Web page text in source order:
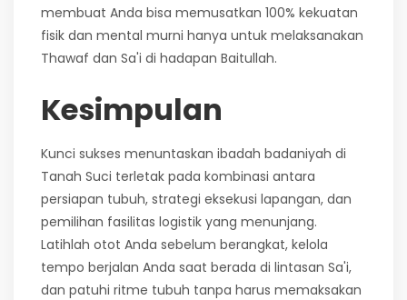
membuat Anda bisa memusatkan 100% kekuatan
fisik dan mental murni hanya untuk melaksanakan
Thawaf dan Sa'i di hadapan Baitullah.
Kesimpulan
Kunci sukses menuntaskan ibadah badaniyah di
Tanah Suci terletak pada kombinasi antara
persiapan tubuh, strategi eksekusi lapangan, dan
pemilihan fasilitas logistik yang menunjang.
Latihlah otot Anda sebelum berangkat, kelola
tempo berjalan Anda saat berada di lintasan Sa'i,
dan patuhi ritme tubuh tanpa harus memaksakan